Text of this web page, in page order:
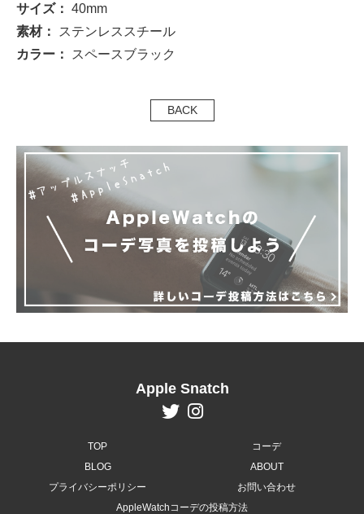
サイズ： 40mm
素材：
ステンレススチール
カラー：
スペースブラック
BACK
Apple Snatch
TOP
コーデ
BLOG
ABOUT
プライバシーポリシー
お問い合わせ
AppleWatchコーデの投稿方法